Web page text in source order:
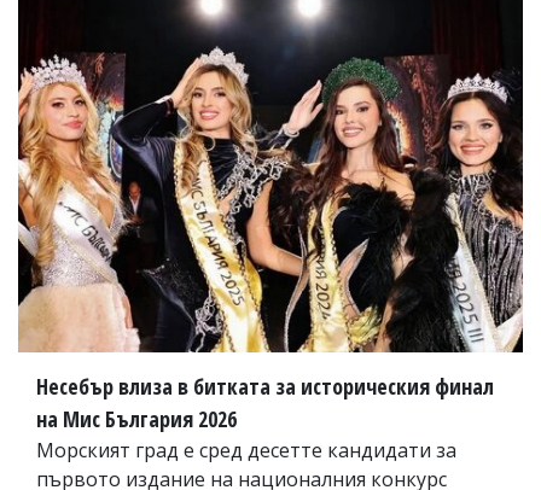
Несебър влиза в битката за историческия финал
на Мис България 2026
Морският град е сред десетте кандидати за
първото издание на националния конкурс